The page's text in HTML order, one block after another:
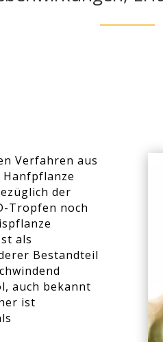
Verfahren aus
der
Tropfen noch
als
Bestandteil
auch bekannt
ist